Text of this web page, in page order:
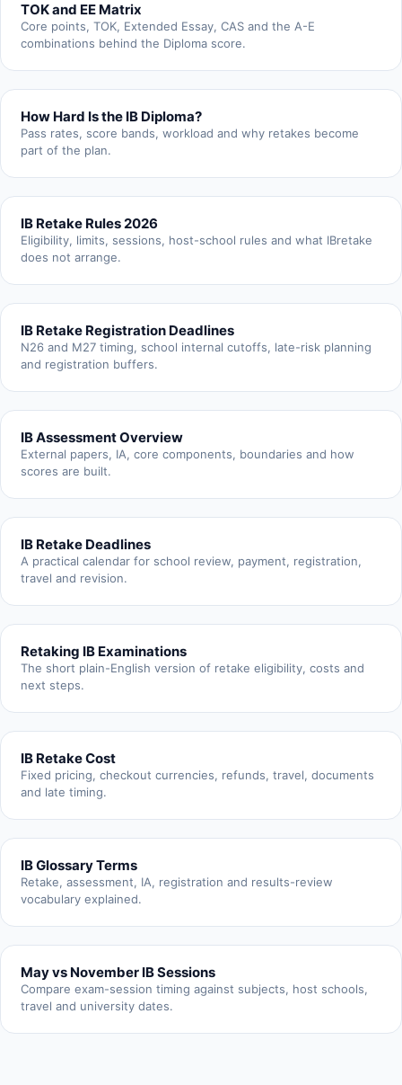
TOK and EE Matrix
Core points, TOK, Extended Essay, CAS and the A-E
combinations behind the Diploma score.
How Hard Is the IB Diploma?
Pass rates, score bands, workload and why retakes become
part of the plan.
IB Retake Rules 2026
Eligibility, limits, sessions, host-school rules and what IBretake
does not arrange.
IB Retake Registration Deadlines
N26 and M27 timing, school internal cutoffs, late-risk planning
and registration buffers.
IB Assessment Overview
External papers, IA, core components, boundaries and how
scores are built.
IB Retake Deadlines
A practical calendar for school review, payment, registration,
travel and revision.
Retaking IB Examinations
The short plain-English version of retake eligibility, costs and
next steps.
IB Retake Cost
Fixed pricing, checkout currencies, refunds, travel, documents
and late timing.
IB Glossary Terms
Retake, assessment, IA, registration and results-review
vocabulary explained.
May vs November IB Sessions
Compare exam-session timing against subjects, host schools,
travel and university dates.